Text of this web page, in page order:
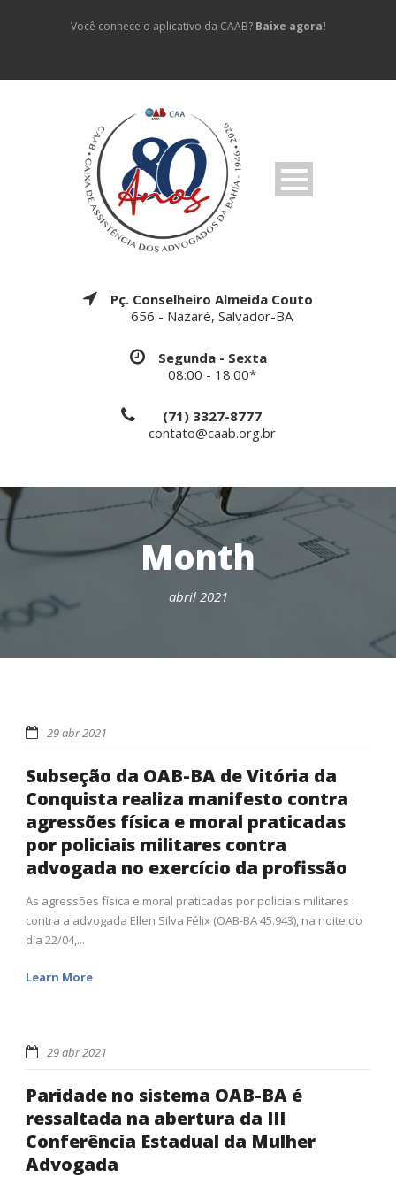
Você conhece o aplicativo da CAAB? Baixe agora!
Pç. Conselheiro Almeida Couto
656 - Nazaré, Salvador-BA
Segunda - Sexta
08:00 - 18:00*
(71) 3327-8777
contato@caab.org.br
Month
abril 2021
29 abr 2021
Subseção da OAB-BA de Vitória da
Conquista realiza manifesto contra
agressões física e moral praticadas
por policiais militares contra
advogada no exercício da profissão
As agressões física e moral praticadas por policiais militares
contra a advogada Ellen Silva Félix (OAB-BA 45.943), na noite do
dia 22/04,...
Learn More
29 abr 2021
Paridade no sistema OAB-BA é
ressaltada na abertura da III
Conferência Estadual da Mulher
Advogada